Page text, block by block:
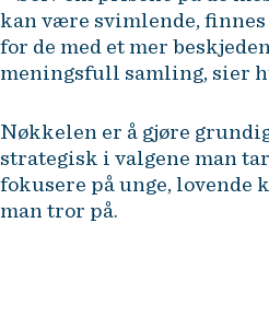
kan være svimlende,
for de med et mer
meningsfull samling, sier
Nøkkelen er å gjøre
strategisk i valgene man
fokusere på unge, lovende
man tror på.